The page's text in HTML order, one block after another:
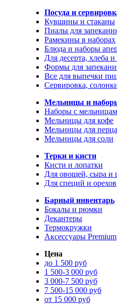
Посуда и
Кувшины и стаканы
Пиалы для
Рамекины в наборах
Блюда и наборы
Для десерта, хлеба
Формы для
Все для выпечки
Сервировка,
Мельницы и
Наборы с
Мельницы для кофе
Мельницы для перца
Мельницы для соли
Терки и кисти
Кисти и лопатки
Для овощей, сыра и
Для специй и орехов
Барный инвентарь
Бокалы и рюмки
Декантеры
Термокружки
Аксессуары Premium
Цена
до 1 500 руб
1 500-3 000 руб
3 000-7 500 руб
7 500-15 000 руб
от 15 000 руб